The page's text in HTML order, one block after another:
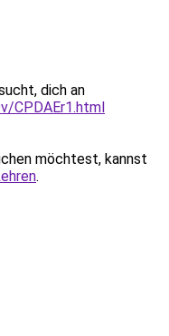
dich an
CPDAEr1.html
möchtest, kannst
.